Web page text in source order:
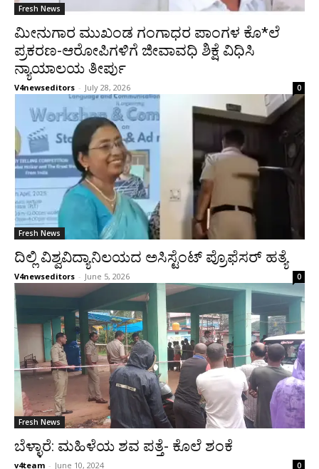
Fresh News
ಮೀನುಗಾರ ಮುಖಂಡ ಗಂಗಾಧರ ಪಾಂಗಳ ಕೊ*ಲೆ
ಪ್ರಕರಣ-ಆರೋಪಿಗಳಿಗೆ ಜೀವಾವಧಿ ಶಿಕ್ಷೆ ವಿಧಿಸಿ
ನ್ಯಾಯಾಲಯ ತೀರ್ಪು
V4newseditors - July 28, 2026 0
Fresh News
ದಿಲ್ಲಿ ವಿಶ್ವವಿದ್ಯಾನಿಲಯದ ಅಸಿಸ್ಟೆಂಟ್ ಪ್ರೊಫೆಸರ್ ಹತ್ಯೆ
V4newseditors - June 5, 2026 0
Fresh News
ಬೆಳ್ಳಾರೆ: ಮಹಿಳೆಯ ಶವ ಪತ್ತೆ- ಕೊಲೆ ಶಂಕೆ
v4team - June 10, 2024 0